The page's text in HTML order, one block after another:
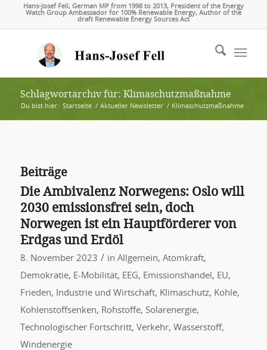
Hans-Josef Fell, German MP from 1998 to 2013, President of the Energy
Watch Group Ambassador for 100% Renewable Energy, Author of the
draft Renewable Energy Sources Act
Schlagwortarchiv für: Klimaschutzmaßnahme
Du bist hier: Startseite / Aktueller Newsletter / Klimaschutzmaßnahme
Beiträge
Die Ambivalenz Norwegens: Oslo will
2030 emissionsfrei sein, doch
Norwegen ist ein Hauptförderer von
Erdgas und Erdöl
8. November 2023 / in Allgemein, Atomkraft,
Demokratie, E-Mobilität, EEG, Emissionshandel , EU,
Frieden, Industrie und Wirtschaft, Klimaschutz, Kohle,
Kohlenstoffsenken, Rohstoffe, Solarenergie,
Technologischer Fortschritt, Verkehr, Wasserstoff,
Windenergie